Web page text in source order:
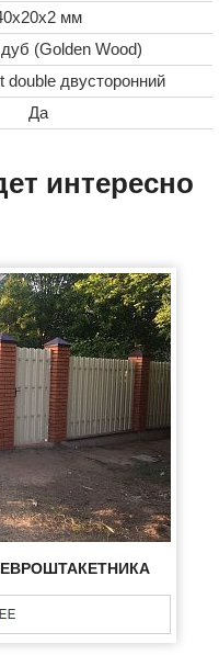
мм
(Golden Wood)
double двусторонний
Да
интересно